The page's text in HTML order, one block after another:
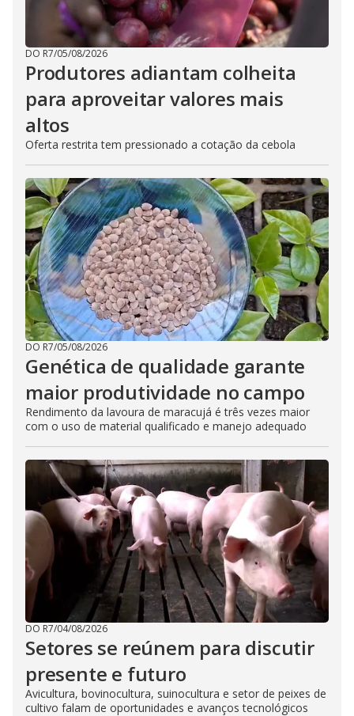
DO R7/05/08/2026
Produtores adiantam colheita
para aproveitar valores mais
altos
Oferta restrita tem pressionado a cotação da cebola
DO R7/05/08/2026
Genética de qualidade garante
maior produtividade no campo
Rendimento da lavoura de maracujá é três vezes maior
com o uso de material qualificado e manejo adequado
DO R7/04/08/2026
Setores se reúnem para discutir
presente e futuro
Avicultura, bovinocultura, suinocultura e setor de peixes de
cultivo falam de oportunidades e avanços tecnológicos